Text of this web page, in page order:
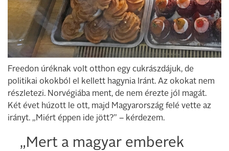
Freedon úréknak volt otthon egy cukrászdájuk, de
politikai okokból el kellett hagynia Iránt. Az okokat nem
részletezi. Norvégiába ment, de nem érezte jól magát.
Két évet húzott le ott, majd Magyarország felé vette az
irányt. „Miért éppen ide jött?” – kérdezem.
„Mert a magyar emberek